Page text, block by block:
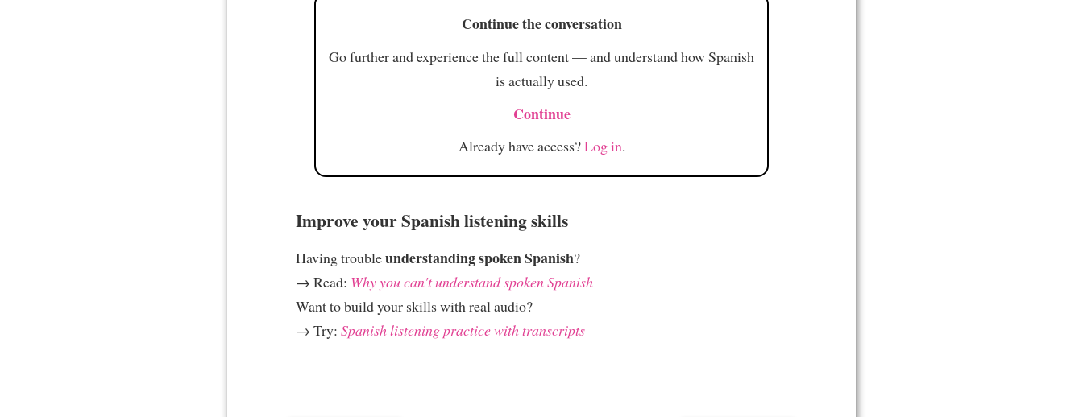
Continue the conversation
Go further and experience the full content — and understand how Spanish
is actually used.
Continue
Already have access?Log in.
Improve your Spanish listening skills
Having troubleunderstanding spoken Spanish?
→ Read: Why you can't understand spoken Spanish
Want to build your skills with real audio?
→ Try: Spanish listening practice with transcripts